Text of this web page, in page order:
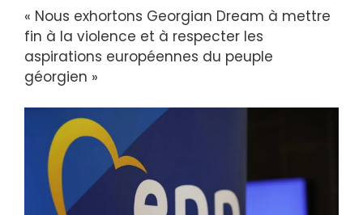
« Nous exhortons Georgian Dream à mettre
fin à la violence et à respecter les
aspirations européennes du peuple
géorgien »